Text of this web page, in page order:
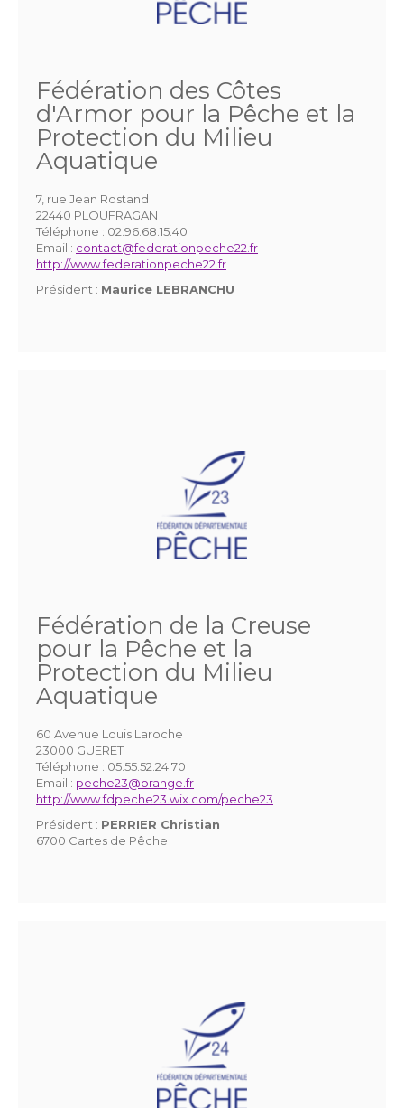
Fédération des Côtes
d'Armor pour la Pêche et la
Protection du Milieu
Aquatique
7, rue Jean Rostand
22440 PLOUFRAGAN
Téléphone : 02.96.68.15.40
Email : contact@federationpeche22.fr
http://www.federationpeche22.fr
Président : Maurice LEBRANCHU
Fédération de la Creuse
pour la Pêche et la
Protection du Milieu
Aquatique
60 Avenue Louis Laroche
23000 GUERET
Téléphone : 05.55.52.24.70
Email : peche23@orange.fr
http://www.fdpeche23.wix.com/peche23
Président : PERRIER Christian
6700 Cartes de Pêche